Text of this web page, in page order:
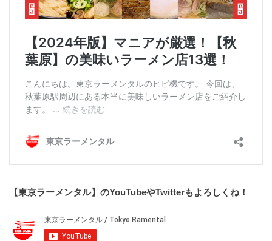
【東京ラーメンタル】のYouTubeやTwitterもよろしくね！